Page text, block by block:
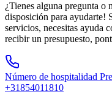
¿Tienes alguna pregunta o
disposición para ayudarte!
servicios, necesitas ayuda
recibir un presupuesto,
Número de hospitalidad
+31854011810